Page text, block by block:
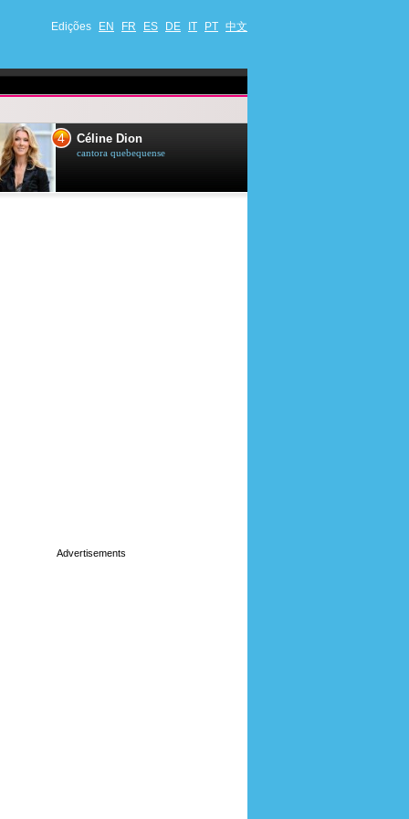
Edições EN FR ES DE IT PT 中文
4 Céline Dion
cantora quebequense